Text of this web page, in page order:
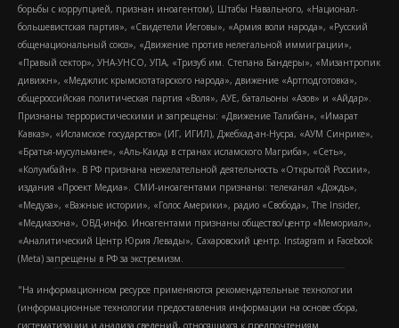
борьбы с коррупцией, признан иноагентом), Штабы Навального, «Национал-
большевистская партия», «Свидетели Иеговы», «Армия воли народа», «Русский
общенациональный союз», «Движение против нелегальной иммиграции»,
«Правый сектор», УНА-УНСО, УПА, «Тризуб им. Степана Бандеры», «Мизантропик
дивижн», «Меджлис крымскотатарского народа», движение «Артподготовка»,
общероссийская политическая партия «Воля», АУЕ, батальоны «Азов» и «Айдар».
Признаны террористическими и запрещены: «Движение Талибан», «Имарат
Кавказ», «Исламское государство» (ИГ, ИГИЛ), Джебхад-ан-Нусра, «АУМ Синрике»,
«Братья-мусульмане», «Аль-Каида в странах исламского Магриба», «Сеть»,
«Колумбайн». В РФ признана нежелательной деятельность «Открытой России»,
издания «Проект Медиа». СМИ-иноагентами признаны: телеканал «Дождь»,
«Медуза», «Важные истории», «Голос Америки», радио «Свобода», The Insider,
«Медиазона», ОВД-инфо. Иноагентами признаны общество/центр «Мемориал»,
«Аналитический Центр Юрия Левады», Сахаровский центр. Instagram и Facebook
(Metа) запрещены в РФ за экстремизм.
"На информационном ресурсе применяются рекомендательные технологии
(информационные технологии предоставления информации на основе сбора,
систематизации и анализа сведений, относящихся к предпочтениям